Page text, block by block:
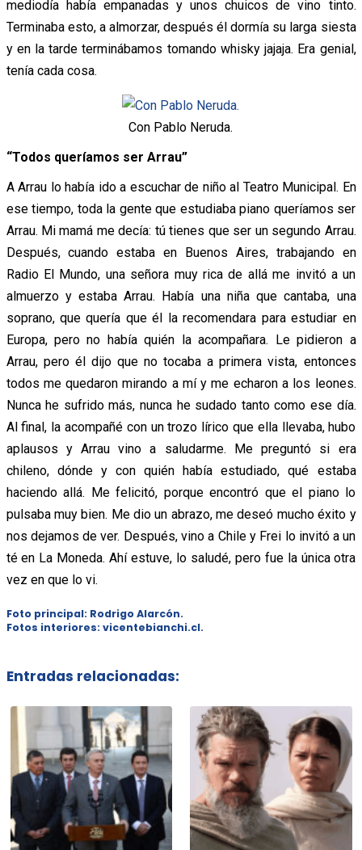
mediodía había empanadas y unos chuicos de vino tinto.
Terminaba esto, a almorzar, después él dormía su larga siesta
y en la tarde terminábamos tomando whisky jajaja. Era genial,
tenía cada cosa.
Con Pablo Neruda.
“Todos queríamos ser Arrau”
A Arrau lo había ido a escuchar de niño al Teatro Municipal. En
ese tiempo, toda la gente que estudiaba piano queríamos ser
Arrau. Mi mamá me decía: tú tienes que ser un segundo Arrau.
Después, cuando estaba en Buenos Aires, trabajando en
Radio El Mundo, una señora muy rica de allá me invitó a un
almuerzo y estaba Arrau. Había una niña que cantaba, una
soprano, que quería que él la recomendara para estudiar en
Europa, pero no había quién la acompañara. Le pidieron a
Arrau, pero él dijo que no tocaba a primera vista, entonces
todos me quedaron mirando a mí y me echaron a los leones.
Nunca he sufrido más, nunca he sudado tanto como ese día.
Al final, la acompañé con un trozo lírico que ella llevaba, hubo
aplausos y Arrau vino a saludarme. Me preguntó si era
chileno, dónde y con quién había estudiado, qué estaba
haciendo allá. Me felicitó, porque encontró que el piano lo
pulsaba muy bien. Me dio un abrazo, me deseó mucho éxito y
nos dejamos de ver. Después, vino a Chile y Frei lo invitó a un
té en La Moneda. Ahí estuve, lo saludé, pero fue la única otra
vez en que lo vi.
Foto principal: Rodrigo Alarcón.
Fotos interiores: vicentebianchi.cl.
Entradas relacionadas: